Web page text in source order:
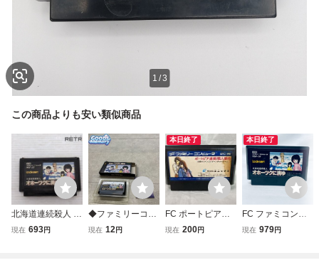
1 /3
この商品よりも安い類似商品
北海道連続殺人 オ
ホーツクに消ゆ フ
現在 693円
◆ファミリーコン
ピューター/ファミ
現在 12円
本日終了
FC ポートピア連
続殺人事件 ファミ
現在 200円
本日終了
FC ファミコンソ
フト 北海道連鎖殺
現在 979円